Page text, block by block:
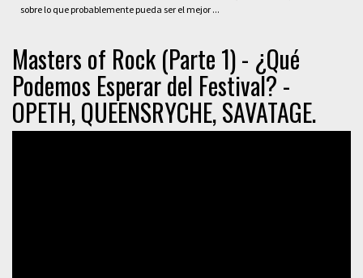
sobre lo que probablemente pueda ser el mejor ...
Masters of Rock (Parte 1) - ¿Qué
Podemos Esperar del Festival? -
OPETH, QUEENSRYCHE, SAVATAGE.